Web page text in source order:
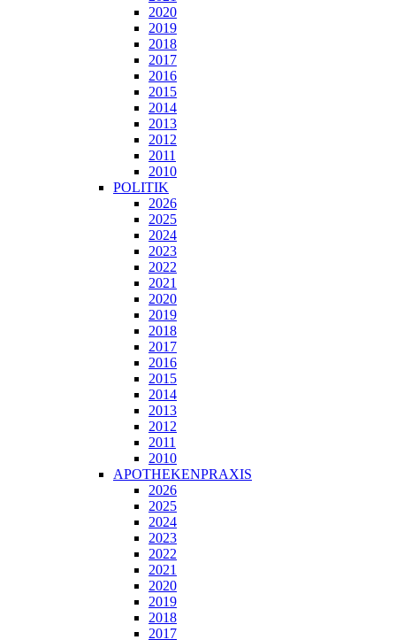
2020
2019
2018
2017
2016
2015
2014
2013
2012
2011
2010
POLITIK
2026
2025
2024
2023
2022
2021
2020
2019
2018
2017
2016
2015
2014
2013
2012
2011
2010
APOTHEKENPRAXIS
2026
2025
2024
2023
2022
2021
2020
2019
2018
2017